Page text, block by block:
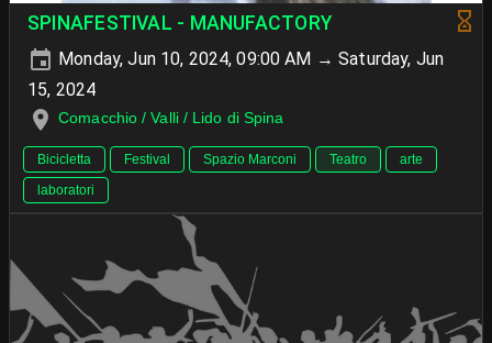
SPINAFESTIVAL - MANUFACTORY
Monday, Jun 10, 2024, 09:00 AM → Saturday, Jun
15, 2024
Comacchio / Valli / Lido di Spina
Bicicletta Festival Spazio Marconi Teatro
arte
laboratori